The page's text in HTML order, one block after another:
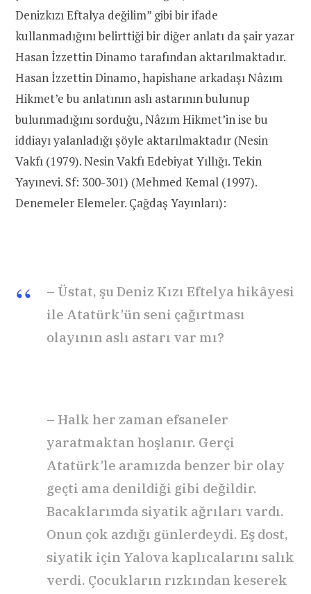
Denizkızı Eftalya değilim” gibi bir ifade
kullanmadığını belirttiği bir diğer anlatı da şair yazar
Hasan İzzettin Dinamo tarafından aktarılmaktadır.
Hasan İzzettin Dinamo, hapishane arkadaşı Nâzım
Hikmet’e bu anlatının aslı astarının bulunup
bulunmadığını sorduğu, Nâzım Hikmet’in ise bu
iddiayı yalanladığı şöyle aktarılmaktadır (Nesin
Vakfı (1979). Nesin Vakfı Edebiyat Yıllığı. Tekin
Yayınevi. Sf: 300-301) (Mehmed Kemal (1997).
Denemeler Elemeler. Çağdaş Yayınları):
– Üstat, şu Deniz Kızı Eftelya hikâyesi
ile Atatürk’ün seni çağırtması
olayının aslı astarı var mı?
– Halk her zaman efsaneler
yaratmaktan hoşlanır. Gerçi
Atatürk’le aramızda benzer bir olay
geçti ama denildiği gibi değildir.
Bacaklarımda siyatik ağrıları vardı.
Onun çok azdığı günlerdeydi. Eş dost,
siyatik için Yalova kaplıcalarını salık
verdi. Çocukların rızkından keserek